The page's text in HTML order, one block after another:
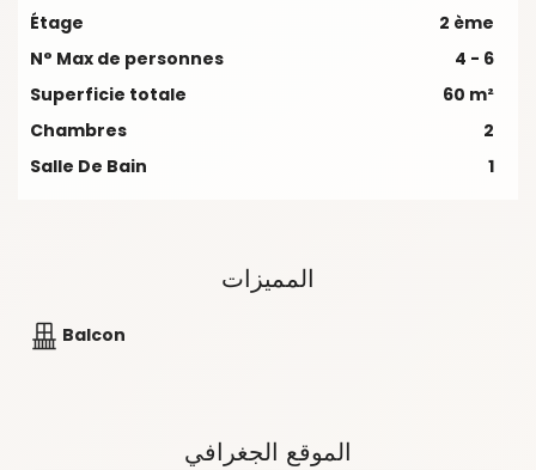
Étage
2 ème
N° Max de personnes
4 - 6
Superficie totale
60 m²
Chambres
2
Salle De Bain
1
المميزات
Balcon
الموقع الجغرافي